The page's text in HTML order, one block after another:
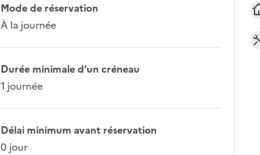
Mode de réservation
À la journée
Durée minimale d’un créneau
1 journée
Délai minimum avant réservation
0 jour